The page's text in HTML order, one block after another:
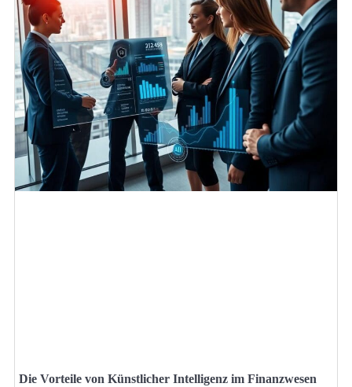
Die Vorteile von Künstlicher Intelligenz im Finanzwesen